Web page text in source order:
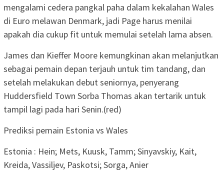
mengalami cedera pangkal paha dalam kekalahan Wales
di Euro melawan Denmark, jadi Page harus menilai
apakah dia cukup fit untuk memulai setelah lama absen.
James dan Kieffer Moore kemungkinan akan melanjutkan
sebagai pemain depan terjauh untuk tim tandang, dan
setelah melakukan debut seniornya, penyerang
Huddersfield Town Sorba Thomas akan tertarik untuk
tampil lagi pada hari Senin.(red)
Prediksi pemain Estonia vs Wales
Estonia : Hein; Mets, Kuusk, Tamm; Sinyavskiy, Kait,
Kreida, Vassiljev, Paskotsi; Sorga, Anier